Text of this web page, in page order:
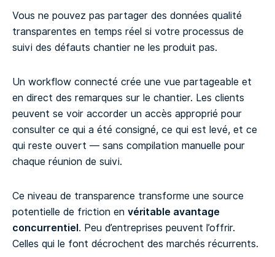
Vous ne pouvez pas partager des données qualité
transparentes en temps réel si votre processus de
suivi des défauts chantier ne les produit pas.
Un workflow connecté crée une vue partageable et
en direct des remarques sur le chantier. Les clients
peuvent se voir accorder un accès approprié pour
consulter ce qui a été consigné, ce qui est levé, et ce
qui reste ouvert — sans compilation manuelle pour
chaque réunion de suivi.
Ce niveau de transparence transforme une source
potentielle de friction en véritable avantage
concurrentiel. Peu d’entreprises peuvent l’offrir.
Celles qui le font décrochent des marchés récurrents.